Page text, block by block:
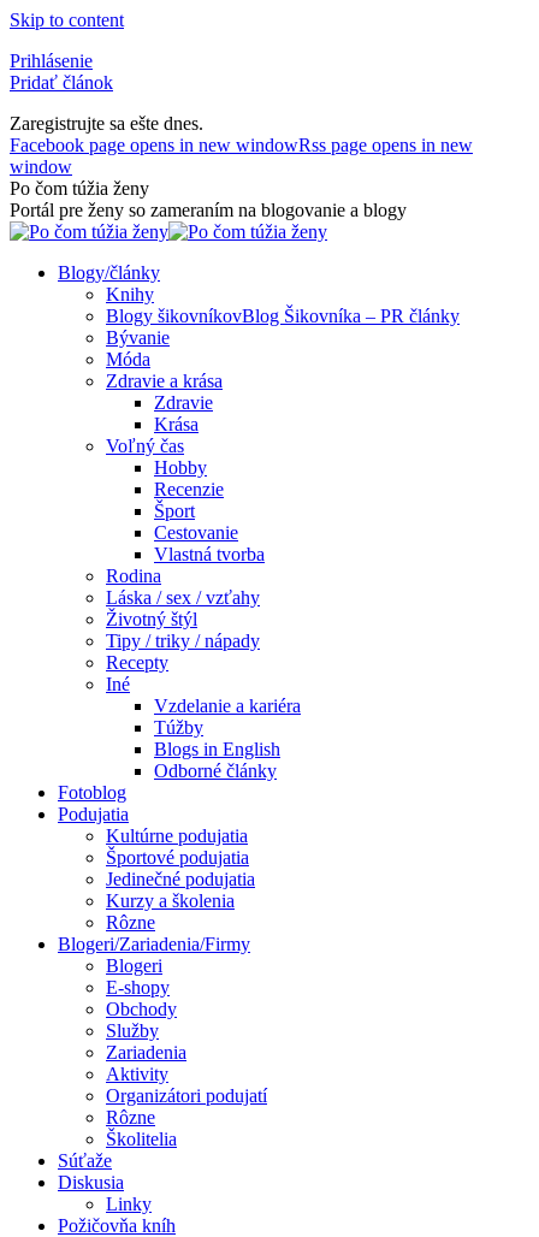
Skip to content
Prihlásenie
Pridať článok
Zaregistrujte sa ešte dnes.
Facebook page opens in new windowRss page opens in new
window
Po čom túžia ženy
Portál pre ženy so zameraním na blogovanie a blogy
Blogy/články
Knihy
Blogy šikovníkovBlog Šikovníka – PR články
Bývanie
Móda
Zdravie a krása
Zdravie
Krása
Voľný čas
Hobby
Recenzie
Šport
Cestovanie
Vlastná tvorba
Rodina
Láska / sex / vzťahy
Životný štýl
Tipy / triky / nápady
Recepty
Iné
Vzdelanie a kariéra
Túžby
Blogs in English
Odborné články
Fotoblog
Podujatia
Kultúrne podujatia
Športové podujatia
Jedinečné podujatia
Kurzy a školenia
Rôzne
Blogeri/Zariadenia/Firmy
Blogeri
E-shopy
Obchody
Služby
Zariadenia
Aktivity
Organizátori podujatí
Rôzne
Školitelia
Súťaže
Diskusia
Linky
Požičovňa kníh